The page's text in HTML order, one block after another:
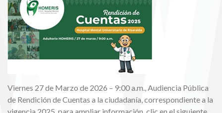
Viernes 27 de Marzo de 2026 – 9:00 a.m., Audiencia Pública
de Rendición de Cuentas a la ciudadanía, correspondiente a la